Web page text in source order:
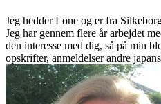
Jeg hedder Lone og er fra
Jeg har gennem flere år arbejdet
den interesse med dig, så på min
opskrifter, anmeldelser andre